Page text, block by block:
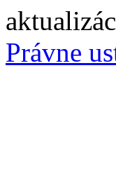
Právne